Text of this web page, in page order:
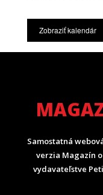
Zobraziť kalendár
Samostatná
verzia Magazín
vydavateľstve